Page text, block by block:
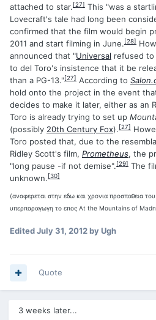
attached to star. [27] This "was a
Lovecraft's tale had long been
confirmed that the film would begin
2011 and start filming in June. [28]
announced that "Universal refused
to del Toro's insistence that it be
than a PG-13."[27] According to
hold onto the project in the event
decides to make it later, either as an
Toro is already trying to set up
(possibly 20th Century Fox). [27]
Toro posted that, due to the
Ridley Scott's film, Prometheus, the
"long pause -if not demise". [29] The
unknown. [30]
(αναφερεται στην εδω και χρονια προσπαθεια
υπερπαραγωγη το επος At the Mountains of
EditedJuly 31, 2012by Ugh
Quote
3 weeks later...